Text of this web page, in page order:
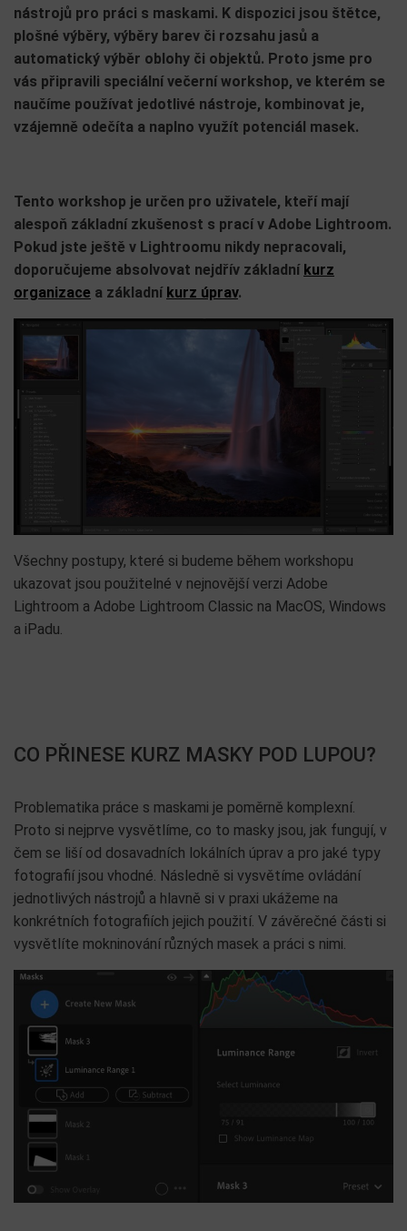
nástrojů pro práci s maskami. K dispozici jsou štětce,
plošné výběry, výběry barev či rozsahu jasů a
automatický výběr oblohy či objektů. Proto jsme pro
vás připravili speciální večerní workshop, ve kterém se
naučíme používat jedotlivé nástroje, kombinovat je,
vzájemně odečíta a naplno využít potenciál masek.
Tento workshop je určen pro uživatele, kteří mají
alespoň základní zkušenost s prací v Adobe Lightroom.
Pokud jste ještě v Lightroomu nikdy nepracovali,
doporučujeme absolvovat nejdřív základní kurz
organizace a základní kurz úprav.
Všechny postupy, které si budeme během workshopu
ukazovat jsou použitelné v nejnovější verzi Adobe
Lightroom a Adobe Lightroom Classic na MacOS, Windows
a iPadu.
CO PŘINESE KURZ MASKY POD LUPOU?
Problematika práce s maskami je poměrně komplexní.
Proto si nejprve vysvětlíme, co to masky jsou, jak fungují, v
čem se liší od dosavadních lokálních úprav a pro jaké typy
fotografií jsou vhodné. Následně si vysvětíme ovládání
jednotlivých nástrojů a hlavně si v praxi ukážeme na
konkrétních fotografiích jejich použití. V závěrečné části si
vysvětlíte mokninování různých masek a práci s nimi.